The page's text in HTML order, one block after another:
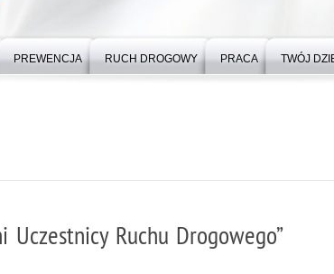
PREWENCJA RUCH DROGOWY PRACA TWÓJ
Uczestnicy Ruchu Drogowego”